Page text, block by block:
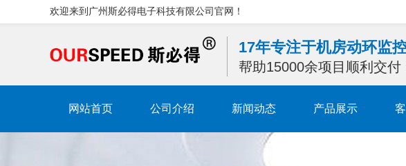
欢迎来到广州斯必得电子科技有限公司官网！
17年专注于机房动环监
帮助15000余项目顺利交付
网站首页 公司介绍 新闻动态 产品展示